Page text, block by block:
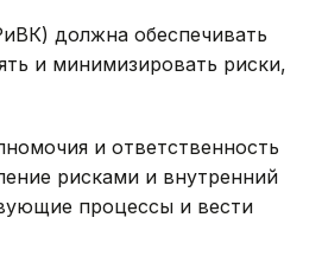
должна обеспечивать
и минимизировать риски,
и ответственность
рисками и внутренний
процессы и вести